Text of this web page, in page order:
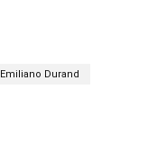
Emiliano Durand